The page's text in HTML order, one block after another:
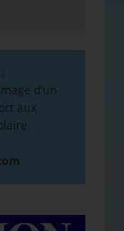
:
d’un
aux